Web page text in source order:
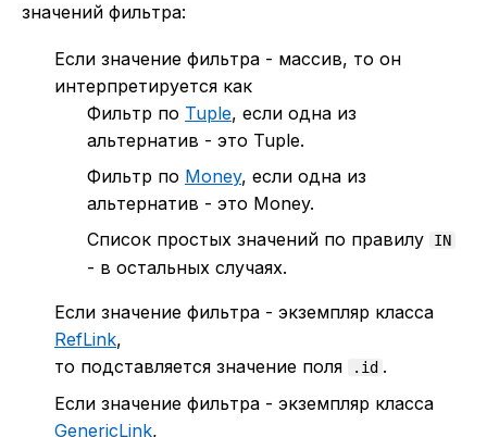
значений фильтра:
Если значение фильтра - массив, то он
интерпретируется как
Фильтр по Tuple, если одна из
альтернатив - это Tuple.
Фильтр по Money, если одна из
альтернатив - это Money.
Список простых значений по правилу
IN
- в остальных случаях.
Если значение фильтра - экземпляр класса
RefLink,
то подставляется значение поля
.id .
Если значение фильтра - экземпляр класса
GenericLink,